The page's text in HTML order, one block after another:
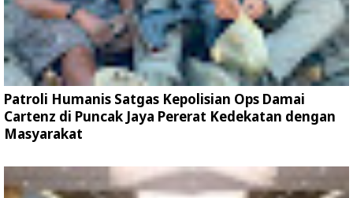
Patroli Humanis Satgas Kepolisian Ops Damai
Cartenz di Puncak Jaya Pererat Kedekatan dengan
Masyarakat